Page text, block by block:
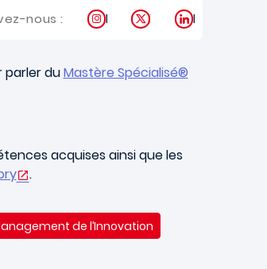
nous : Instagram
X LinkedIn
parler duMastère Spécialisé®
acquises ainsi que les
.
de l’Innovation